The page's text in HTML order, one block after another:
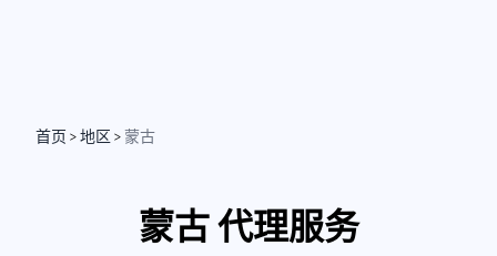
首页 > 地区 > 蒙古
蒙古 代理服务